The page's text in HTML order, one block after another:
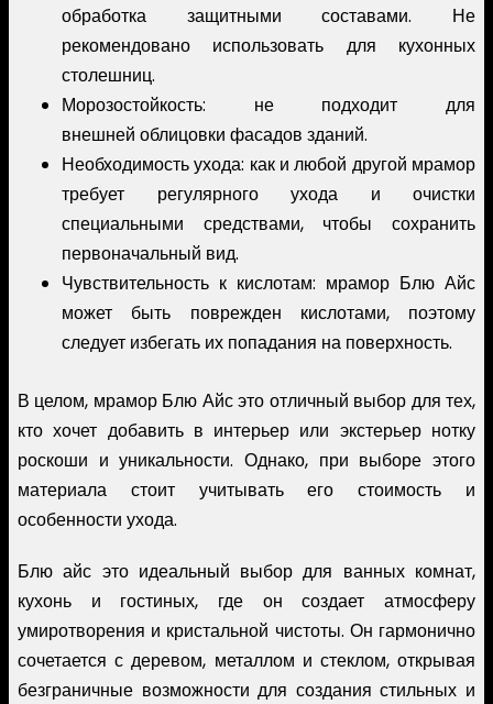
обработка защитными составами. Не
рекомендовано использовать для кухонных
столешниц.
Морозостойкость: не подходит для
внешней облицовки фасадов зданий.
Необходимость ухода: как и любой другой мрамор
требует регулярного ухода и очистки
специальными средствами, чтобы сохранить
первоначальный вид.
Чувствительность к кислотам: мрамор Блю Айс
может быть поврежден кислотами, поэтому
следует избегать их попадания на поверхность.
В целом, мрамор Блю Айс это отличный выбор для тех,
кто хочет добавить в интерьер или экстерьер нотку
роскоши и уникальности. Однако, при выборе этого
материала стоит учитывать его стоимость и
особенности ухода.
Блю айс это идеальный выбор для ванных комнат,
кухонь и гостиных, где он создает атмосферу
умиротворения и кристальной чистоты. Он гармонично
сочетается с деревом, металлом и стеклом, открывая
безграничные возможности для создания стильных и